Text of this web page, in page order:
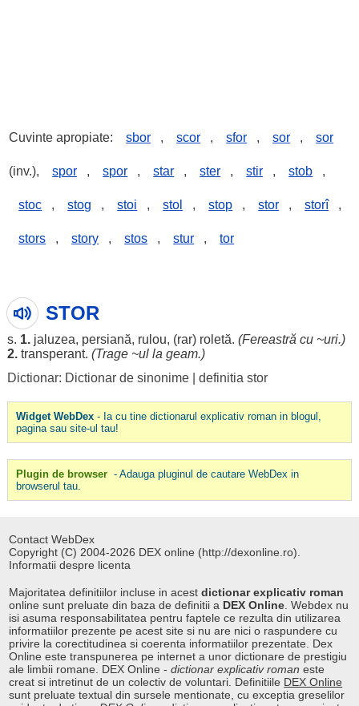
Cuvinte apropiate: sbor , scor , sfor , sor , sor
(inv.), spor , spor , star , ster , stir , stob ,
stoc , stog , stoi , stol , stop , stor , storî ,
stors , story , stos , stur , tor
STOR
s. 1. jaluzea, persiană, rulou, (rar) roletă. (Fereastră cu ~uri.)
2. transperant. (Trage~ul la geam.)
Dictionar: Dictionar de sinonime| definitia stor
Widget WebDex- Ia cu tine dictionarul explicativ roman in blogul,
pagina sau site-ul tau!
Plugin de browser - Adauga pluginul de cautare WebDex in
browserul tau.
Contact WebDex
Copyright (C) 2004-2026 DEX online (http://dexonline.ro).
Informatii despre licenta
Majoritatea definitiilor incluse in acestdictionar explicativ roman
online sunt preluate din baza de definitii a DEX Online . Webdex nu
isi asuma responsabilitatea pentru faptele ce rezulta din utilizarea
informatiilor prezente pe acest site si nu are nici o raspundere cu
privire la corectitudinea si coerenta informatiilor prezentate. Dex
Online este transpunerea pe internet a unor dictionare de prestigiu
ale limbii romane. DEX Online -dictionar explicativ roman este
creat si intretinut de un colectiv de voluntari. Definitiile DEX Online
sunt preluate textual din sursele mentionate, cu exceptia greselilor